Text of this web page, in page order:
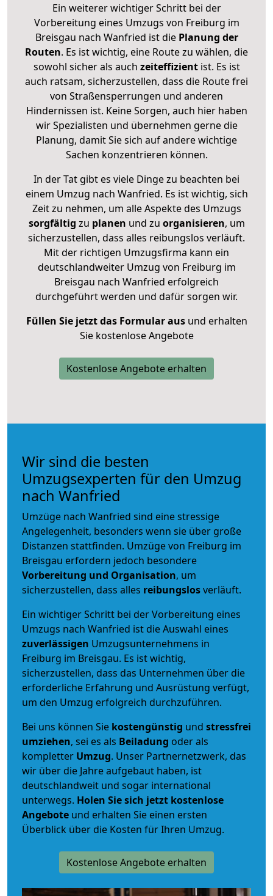
Ein weiterer wichtiger Schritt bei der
Vorbereitung eines Umzugs von Freiburg im
Breisgau nach Wanfried ist diePlanung der
Routen. Es ist wichtig, eine Route zu wählen, die
sowohl sicher als auch zeiteffizientist. Es ist
auch ratsam, sicherzustellen, dass die Route frei
von Straßensperrungen und anderen
Hindernissen ist. Keine Sorgen, auch hier haben
wir Spezialisten und übernehmen gerne die
Planung, damit Sie sich auf andere wichtige
Sachen konzentrieren können.
In der Tat gibt es viele Dinge zu beachten bei
einem Umzug nach Wanfried. Es ist wichtig, sich
Zeit zu nehmen, um alle Aspekte des Umzugs
sorgfältig zu planen und zu organisieren, um
sicherzustellen, dass alles reibungslos verläuft.
Mit der richtigen Umzugsfirma kann ein
deutschlandweiter Umzug von Freiburg im
Breisgau nach Wanfried erfolgreich
durchgeführt werden und dafür sorgen wir.
Füllen Sie jetzt das Formular ausund erhalten
Sie kostenlose Angebote
Kostenlose Angebote erhalten
Wir sind die besten
Umzugsexperten für den Umzug
nach Wanfried
Umzüge nach Wanfried sind eine stressige
Angelegenheit, besonders wenn sie über große
Distanzen stattfinden. Umzüge von Freiburg im
Breisgau erfordern jedoch besondere
Vorbereitung und Organisation, um
sicherzustellen, dass alles reibungslosverläuft.
Ein wichtiger Schritt bei der Vorbereitung eines
Umzugs nach Wanfried ist die Auswahl eines
zuverlässigen Umzugsunternehmens in
Freiburg im Breisgau. Es ist wichtig,
sicherzustellen, dass das Unternehmen über die
erforderliche Erfahrung und Ausrüstung verfügt,
um den Umzug erfolgreich durchzuführen.
Bei uns können Sie kostengünstig und stressfrei
umziehen, sei es als Beiladung oder als
kompletter Umzug. Unser Partnernetzwerk, das
wir über die Jahre aufgebaut haben, ist
deutschlandweit und sogar international
unterwegs. Holen Sie sich jetzt kostenlose
Angebote und erhalten Sie einen ersten
Überblick über die Kosten für Ihren Umzug.
Kostenlose Angebote erhalten